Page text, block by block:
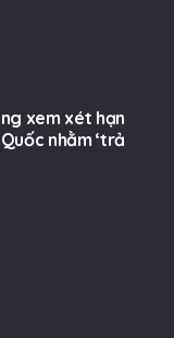
xem xét hạn
nhằm ‘trả